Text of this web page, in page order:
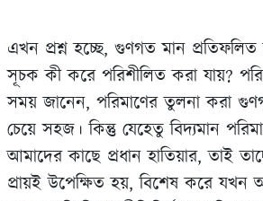
এখন প্রশ্ন হচ্ছে, গুণগত মান
সূচক কী করে পরিশীলিত করা যায়?
সময় জানেন, পরিমাণের তুলনা করা
চেয়ে সহজ। কিন্তু যেহেতু বিদ্যমান
আমাদের কাছে প্রধান হাতিয়ার, তাই
প্রায়ই উপেক্ষিত হয়, বিশেষ করে যখন